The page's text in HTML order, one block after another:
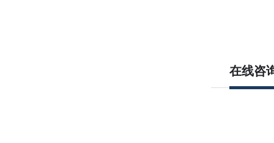
在线咨